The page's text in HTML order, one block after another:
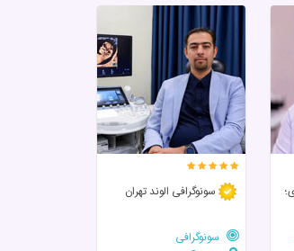
سونوگرافی الوند تهران
سونوگرافی